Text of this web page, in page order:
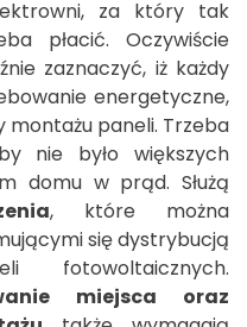
za który tak
płacić. Oczywiście
zaznaczyć, iż każdy
energetyczne,
montażu paneli. Trzeba
nie było większych
domu w prąd. Służą
, które można
się dystrybucją
fotowoltaicznych.
miejsca oraz